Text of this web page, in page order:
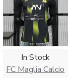
In Stock
FC Maglia Calcio